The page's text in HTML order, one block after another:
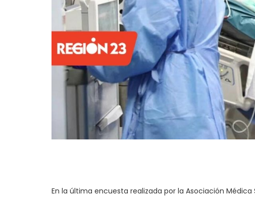
En la última encuesta realizada por la Asociación Médica